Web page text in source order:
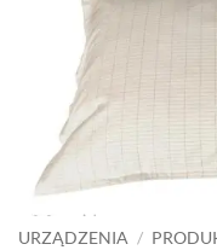
URZĄDZENIA /